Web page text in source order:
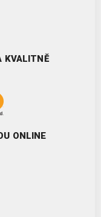
KVALITNĚ
ONLINE